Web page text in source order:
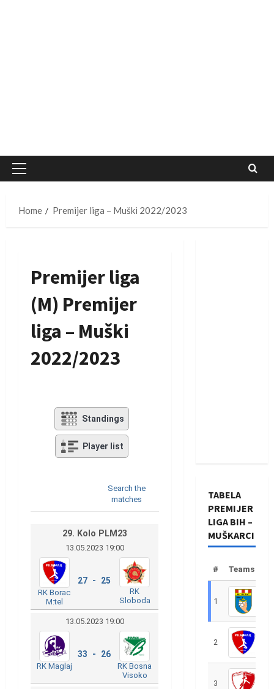
Primary
Home
Premijer liga – Muški 2022/2023
Premijer liga
(M) Premijer
liga – Muški
2022/2023
Standings
Player list
Search the
matches
29. Kolo PLM23
13.05.2023 19:00
RK Borac
M:tel
27 - 25
RK
Sloboda
13.05.2023 19:00
RK Maglaj
33 - 26
RK Bosna
Visoko
TABELA
PREMIJER
LIGA BIH –
MUŠKARCI
# Teams
1
2
3